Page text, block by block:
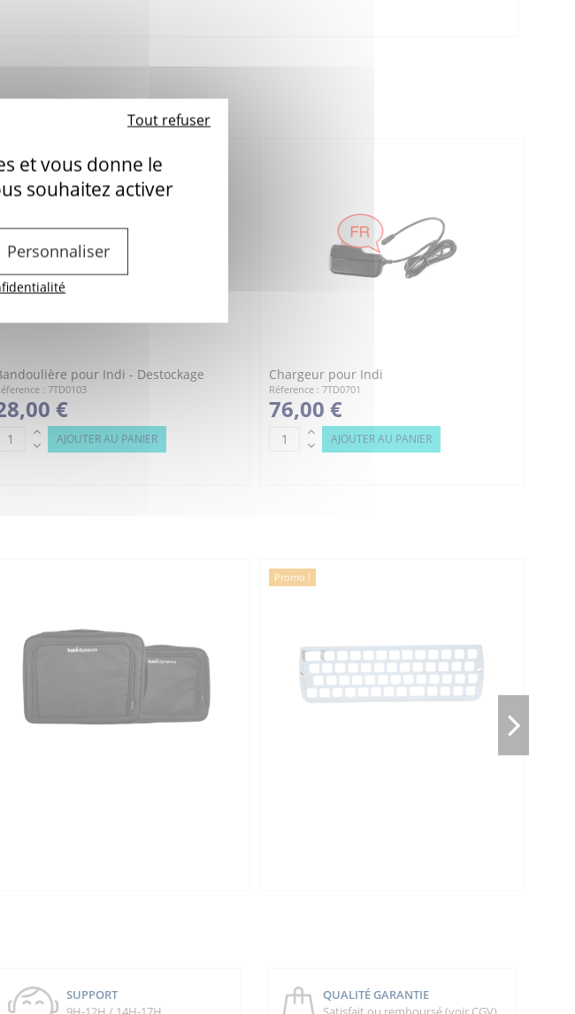
Promo !
pour Indi - Destockage
: 7TD0103
€
AJOUTER AU PANIER
Chargeur pour Indi
Réference : 7TD0701
76,00 €
AJOUTER AU PANIER
Promo !
SUPPORT
QUALITÉ GARANTIE
et vous donne le
souhaitez activer
Tout refuser
Personnaliser